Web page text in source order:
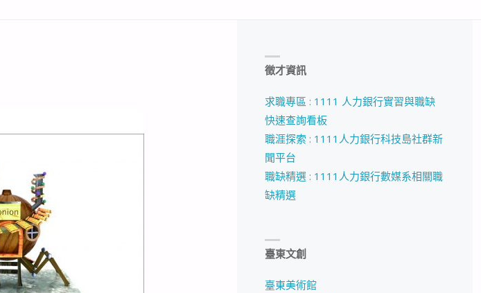
徵才資訊
求職專區 : 1111 人力銀行實習與職缺
快速查詢看板
職涯探索 : 1111人力銀行科技島社群新
聞平台
職缺精選 : 1111人力銀行數媒系相關職
缺精選
臺東文創
臺東美術館